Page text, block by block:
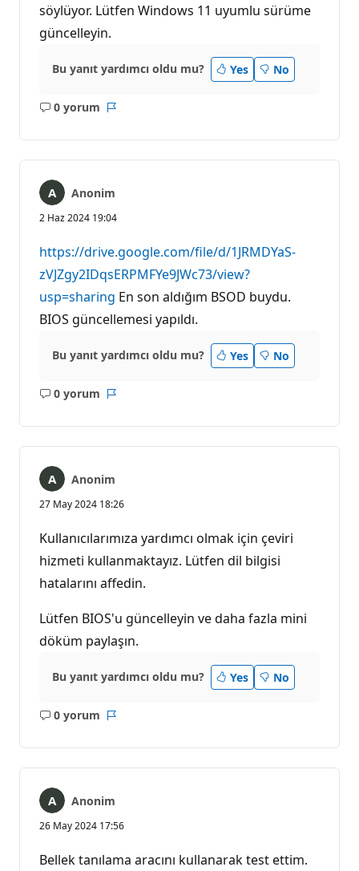
söylüyor. Lütfen Windows 11 uyumlu sürüme
güncelleyin.
Bu yanıt yardımcı oldu mu? Yes No
0 yorum
Açıklama
Anonim
2 Haz 2024 19:04
https://drive.google.com/file/d/1JRMDYaS-
zVJZgy2IDqsERPMFYe9JWc73/view?
usp=sharing En son aldığım BSOD buydu.
BIOS güncellemesi yapıldı.
Bu yanıt yardımcı oldu mu? Yes No
0 yorum
Açıklama
Anonim
27 May 2024 18:26
Kullanıcılarımıza yardımcı olmak için çeviri
hizmeti kullanmaktayız. Lütfen dil bilgisi
hatalarını affedin.
Lütfen BIOS'u güncelleyin ve daha fazla mini
döküm paylaşın.
Bu yanıt yardımcı oldu mu? Yes No
0 yorum
Açıklama
Anonim
26 May 2024 17:56
Bellek tanılama aracını kullanarak test ettim.